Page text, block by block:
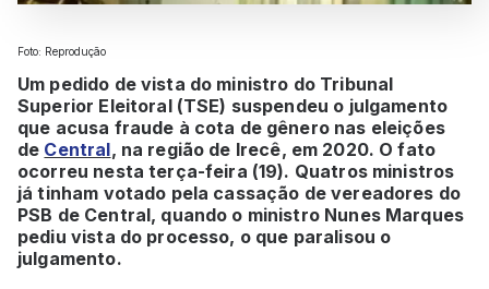
Foto: Reprodução
Um pedido de vista do ministro do Tribunal
Superior Eleitoral (TSE) suspendeu o julgamento
que acusa fraude à cota de gênero nas eleições
de Central, na região de Irecê, em 2020. O fato
ocorreu nesta terça-feira (19). Quatros ministros
já tinham votado pela cassação de vereadores do
PSB de Central, quando o ministro Nunes Marques
pediu vista do processo, o que paralisou o
julgamento.